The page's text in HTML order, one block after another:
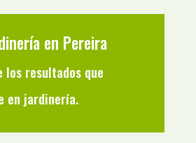
en Pereira
los resultados que
en jardinería.